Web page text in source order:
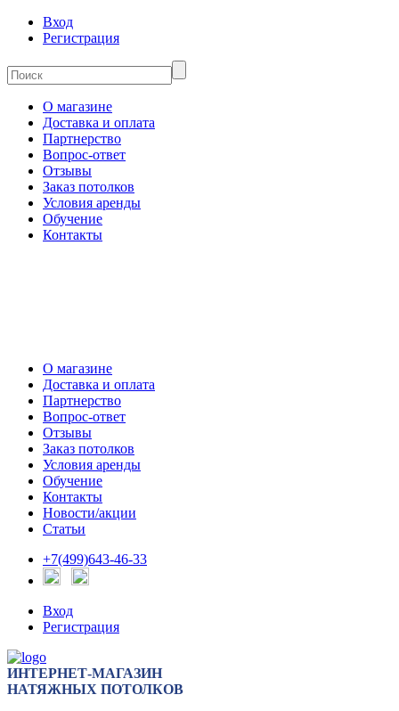
Вход
Регистрация
О магазине
Доставка и оплата
Партнерство
Вопрос-ответ
Отзывы
Заказ потолков
Условия аренды
Обучение
Контакты
О магазине
Доставка и оплата
Партнерство
Вопрос-ответ
Отзывы
Заказ потолков
Условия аренды
Обучение
Контакты
Новости/акции
Статьи
+7(499)643-46-33
Вход
Регистрация
ИНТЕРНЕТ-МАГАЗИН
НАТЯЖНЫХ ПОТОЛКОВ